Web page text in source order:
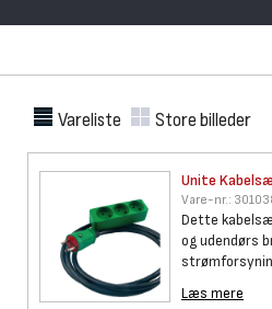
Vareliste Store billeder
Unite
Vare-nr.:
Dette
og udendørs
Læs mere